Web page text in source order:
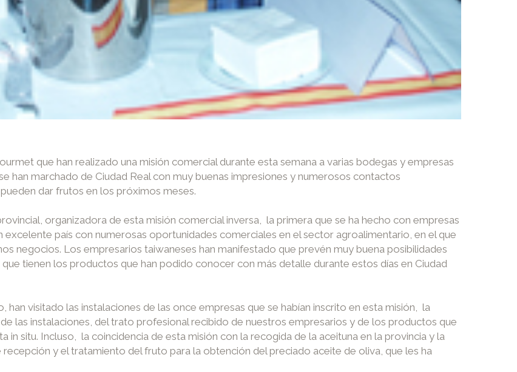
que han realizado una misión comercial durante esta semana a varias bodegas y empresas
han marchado de Ciudad Real con muy buenas impresiones y numerosos contactos
dar frutos en los próximos meses.
organizadora de esta misión comercial inversa, la primera que se ha hecho con empresas
excelente país con numerosas oportunidades comerciales en el sector agroalimentario, en el que
negocios. Los empresarios taiwaneses han manifestado que prevén muy buena posibilidades
tienen los productos que han podido conocer con más detalle durante estos días en Ciudad
visitado las instalaciones de las once empresas que se habían inscrito en esta misión, la
las instalaciones, del trato profesional recibido de nuestros empresarios y de los productos que
in situ. Incluso, la coincidencia de esta misión con la recogida de la aceituna en la provincia y la
y el tratamiento del fruto para la obtención del preciado aceite de oliva, que les ha